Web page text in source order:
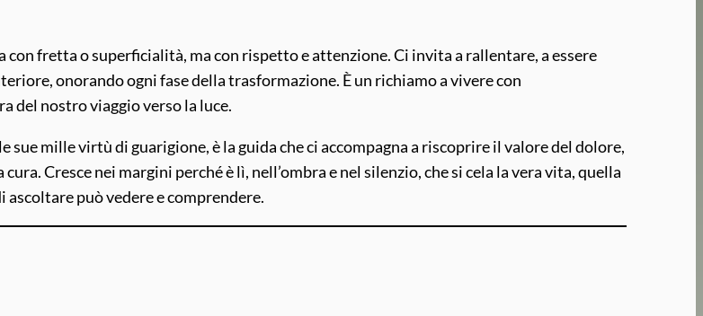
con fretta o superficialità, ma con rispetto e attenzione. Ci invita a rallentare, a essere
onorando ogni fase della trasformazione. È un richiamo a vivere con
del nostro viaggio verso la luce.
sue mille virtù di guarigione, è la guida che ci accompagna a riscoprire il valore del dolore,
Cresce nei margini perché è lì, nell’ombra e nel silenzio, che si cela la vera vita, quella
ascoltare può vedere e comprendere.